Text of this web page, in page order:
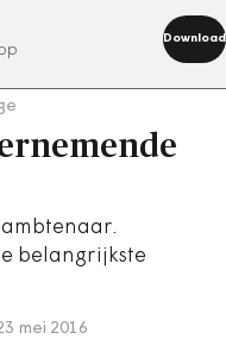
Download
belangrijkste
mei 2016